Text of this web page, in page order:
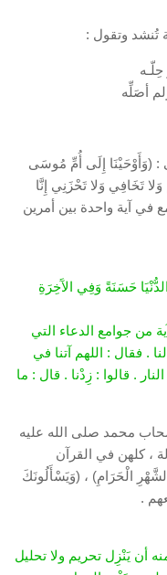
تُنشد وتقول :
أصَلِّه
: (وَأَوْحَيْنَا إِلَى أُمِّ مُوسَى
تَخَافِي وَلا تَحْزَنِي إِنَّا
في آية واحدة بين أمرين
حَسَنَةً وَفِي الآَخِرَةِ
من جوامع الدعاء التي
. فقال : اللهم آتنا في
. قالوا : زِدْنا . قال : ما
محمد صلى الله عليه
، كلهن في القرآن
الْحَرَامِ) ، (وَيَسْأَلُونَكَ
.
أن يَنْزِل تحريم ولا تحليل